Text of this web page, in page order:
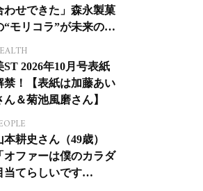
わせできた」森永製菓
“モリコラ”が未来のキ
ST 2026年10月号表紙
禁！【表紙は加藤あい
ん＆菊池風磨さん】
本耕史さん（49歳）
オファーは僕のカラダ
当てらしいです